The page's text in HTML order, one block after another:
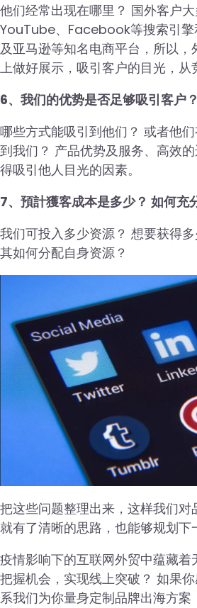
他们经常出现在哪里？ 国外客户
YouTube、Facebook等搜索引擎
及亚马逊等知名电商平台，所以，
上做好展示，吸引客户的目光，从
6、我们的优势是否足够吸引客户？
哪些方式能吸引到他们？ 或者他
到我们？ 产品优势及服务、高效
得吸引他人目光的因素。
7、預計獲客成本是多少？ 如何充
我们可投入多少资源？ 想要获得
其如何分配自身资源？
把这些问题整理出来，这样我们对
就有了清晰的思路，也能够规划下
疫情影响下的互联网外贸中蕴藏
把握机会，实现线上突破？ 如果
系我们为你量身定制品牌出海方案